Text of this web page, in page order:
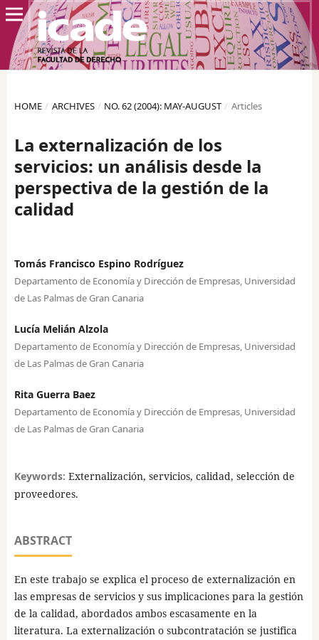
HOME / ARCHIVES / NO. 62 (2004): MAY-AUGUST / Articles
La externalización de los
servicios: un análisis desde la
perspectiva de la gestión de la
calidad
Tomás Francisco Espino Rodríguez
Departamento de Economía y Dirección de Empresas, Universidad
de Las Palmas de Gran Canaria
Lucía Melián Alzola
Departamento de Economía y Dirección de Empresas, Universidad
de Las Palmas de Gran Canaria
Rita Guerra Baez
Departamento de Economía y Dirección de Empresas, Universidad
de Las Palmas de Gran Canaria
Keywords: Externalización, servicios, calidad, selección de
proveedores.
ABSTRACT
En este trabajo se explica el proceso de externalización en
las empresas de servicios y sus implicaciones para la gestión
de la calidad, abordados ambos escasamente en la
literatura. La externalización o subcontratación se justifica